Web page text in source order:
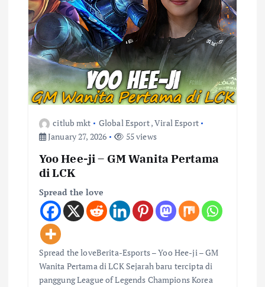
citlub mkt Global Esport,Viral Esport
January 27, 2026
55 views
Yoo Hee-ji – GM Wanita Pertama
di LCK
Spread the love
Spread the loveBerita-Esports – Yoo Hee-ji – GM
Wanita Pertama di LCK Sejarah baru tercipta di
panggung League of Legends Champions Korea